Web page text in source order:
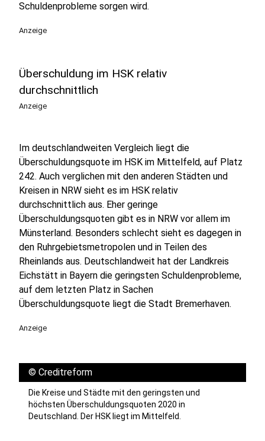
Schuldenprobleme sorgen wird.
Anzeige
Überschuldung im HSK relativ
durchschnittlich
Anzeige
Im deutschlandweiten Vergleich liegt die
Überschuldungsquote im HSK im Mittelfeld, auf Platz
242. Auch verglichen mit den anderen Städten und
Kreisen in NRW sieht es im HSK relativ
durchschnittlich aus. Eher geringe
Überschuldungsquoten gibt es in NRW vor allem im
Münsterland. Besonders schlecht sieht es dagegen in
den Ruhrgebietsmetropolen und in Teilen des
Rheinlands aus. Deutschlandweit hat der Landkreis
Eichstätt in Bayern die geringsten Schuldenprobleme,
auf dem letzten Platz in Sachen
Überschuldungsquote liegt die Stadt Bremerhaven.
Anzeige
© Creditreform
Die Kreise und Städte mit den geringsten und
höchsten Überschuldungsquoten 2020 in
Deutschland. Der HSK liegt im Mittelfeld.